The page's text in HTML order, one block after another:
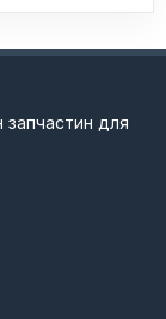
запчастин для